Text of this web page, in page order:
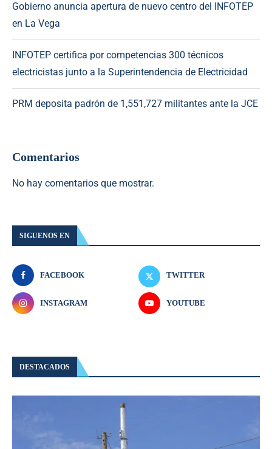
Gobierno anuncia apertura de nuevo centro del INFOTEP
en La Vega
INFOTEP certifica por competencias 300 técnicos
electricistas junto a la Superintendencia de Electricidad
PRM deposita padrón de 1,551,727 militantes ante la JCE
Comentarios
No hay comentarios que mostrar.
SIGUENOS EN
FACEBOOK TWITTER
INSTAGRAM YOUTUBE
DESTACADOS